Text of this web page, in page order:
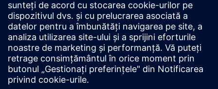
Build
Extinde sau construiește pe un produs/soluție Siemens
Xcelerator prin crearea unui produs nou sau creează o nouă
soluție pentru clienți prin integrarea produsului Siemens
Xcelerator și a produsului propriu